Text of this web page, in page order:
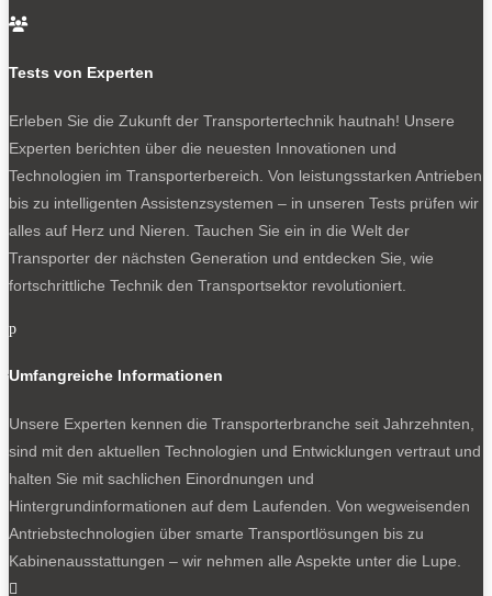
ist KGM eine Etage tiefer zu Drehreglern zurückgekehrt.
Gepäckraum komplett flach umklappen. Die Entriegelung
Ladefläche und Nutzlast
Beim Aufstieg auf die Ladefläche hilft im Stil der aktuellen
Pickups nun links wie rechts eine seitliche Trittstufe. Oben
angekommen, entdeckt der Klettermaxe jetzt acht statt bisher
Grand) langen und beleuchteten Ladebett. Das bedeutet in
jedem Fall Platz für eine Europalette längs, quer passt der
Bordwände strecken sich auf eine rekordverdächtige Höhe
von nun 570 Millimetern, da passt was rein
Bei den Gewichten gilt es aufzupassen. Der Musso Grand
trägt in der bereits gut ausgestatteten Basisvariante Core mit
blattgefederter Starrachse rund eine Tonne. Ziehen darf er
mit Sechsgang-Schaltgetriebe 2,6 Tonnen. Dieser Wert steigt

Tests von Experten
Erleben Sie die Zukunft der Transportertechnik hautnah! Unsere
Experten berichten über die neuesten Innovationen und
Technologien im Transporterbereich. Von leistungsstarken Antrieben
bis zu intelligenten Assistenzsystemen – in unseren Tests prüfen wir
alles auf Herz und Nieren. Tauchen Sie ein in die Welt der
Transporter der nächsten Generation und entdecken Sie, wie
fortschrittliche Technik den Transportsektor revolutioniert.
p
Umfangreiche Informationen
Unsere Experten kennen die Transporterbranche seit Jahrzehnten,
sind mit den aktuellen Technologien und Entwicklungen vertraut und
halten Sie mit sachlichen Einordnungen und
Hintergrundinformationen auf dem Laufenden. Von wegweisenden
Antriebstechnologien über smarte Transportlösungen bis zu
Kabinenausstattungen – wir nehmen alle Aspekte unter die Lupe.
